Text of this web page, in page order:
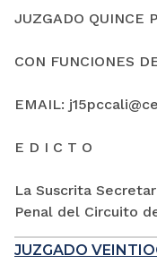
JUZGADO QUINCE
CON FUNCIONES
EMAIL:
E D I C T O
La Suscrita
Penal del Circuito
JUZGADO